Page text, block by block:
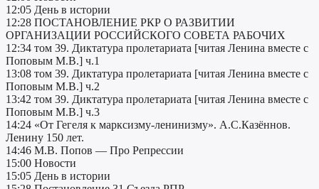
12:05 День в истории
12:28 ПОСТАНОВЛЕНИЕ РКР О РАЗВИТИИ
ОРГАНИЗАЦИИ РОССИЙСКОГО СОВЕТА РАБОЧИХ
12:34 том 39. Диктатура пролетариата [читая Ленина вместе с
Поповым М.В.] ч.1
13:08 том 39. Диктатура пролетариата [читая Ленина вместе с
Поповым М.В.] ч.2
13:42 том 39. Диктатура пролетариата [читая Ленина вместе с
Поповым М.В.] ч.3
14:24 «От Гегеля к марксизму-ленинизму». А.С.Казённов.
Ленину 150 лет.
14:46 М.В. Попов — Про Репрессии
15:00 Новости
15:05 День в истории